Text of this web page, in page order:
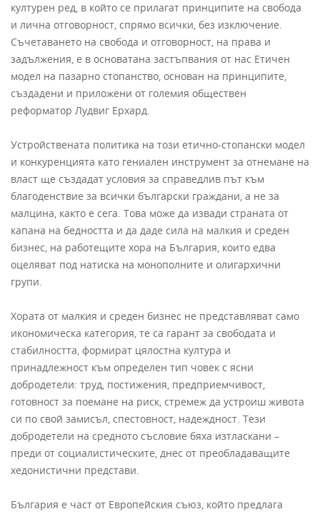
културен ред, в който се прилагат принципите на свобода
и лична отговорност, спрямо всички, без изключение.
Съчетаването на свобода и отговорност, на права и
задължения, е в основатана застъпвания от нас Етичен
модел на пазарно стопанство, основан на принципите,
създадени и приложени от големия обществен
реформатор Лудвиг Ерхард.
Устройствената политика на този етично-стопански модел
и конкуренцията като гениален инструмент за отнемане на
власт ще създадат условия за справедлив път към
благоденствие за всички български граждани, а не за
малцина, както е сега. Това може да извади страната от
капана на бедността и да даде сила на малкия и среден
бизнес, на работещите хора на България, които едва
оцеляват под натиска на монополните и олигархични
групи.
Хората от малкия и среден бизнес не представляват само
икономическа категория, те са гарант за свободата и
стабилността, формират цялостна култура и
принадлежност към определен тип човек с ясни
добродетели: труд, постижения, предприемчивост,
готовност за поемане на риск, стремеж да устроиш живота
си по свой замисъл, спестовност, надеждност. Тези
добродетели на средното съсловие бяха изтласкани –
преди от социалистическите, днес от преобладаващите
хедонистични представи.
България е част от Европейския съюз, който предлага